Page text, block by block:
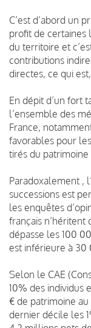
C’est d’abord un
profit de certaines
du territoire et
contributions
directes, ce qui
En dépit d’un fort
l’ensemble des
France,
favorables pour
tirés du
Paradoxalement ,
successions est
les enquêtes
français n’héritent
dépasse les 100
est inférieure à 30
Selon le CAE
10% des individus
€ de patrimoine
dernier décile les